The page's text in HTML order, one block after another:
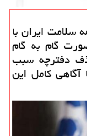
سلامت ایران با
گام به گام
دفترچه سبب
کامل این